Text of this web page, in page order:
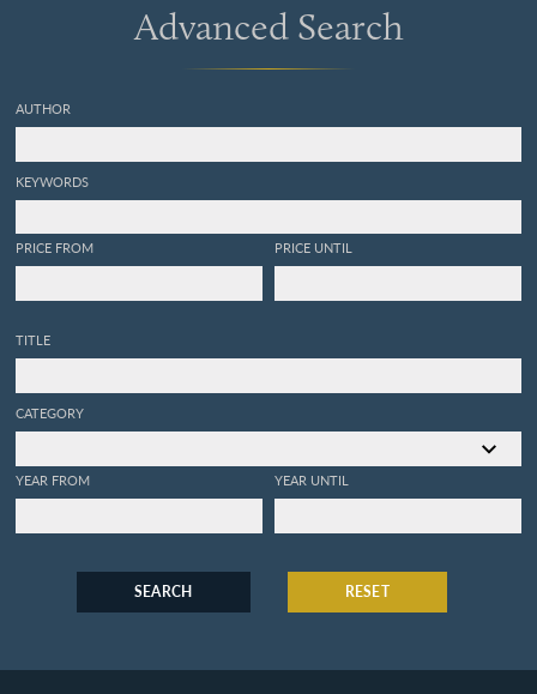
Advanced Search
AUTHOR
KEYWORDS
PRICE FROM PRICE UNTIL
TITLE
CATEGORY
YEAR FROM YEAR UNTIL
SEARCH RESET